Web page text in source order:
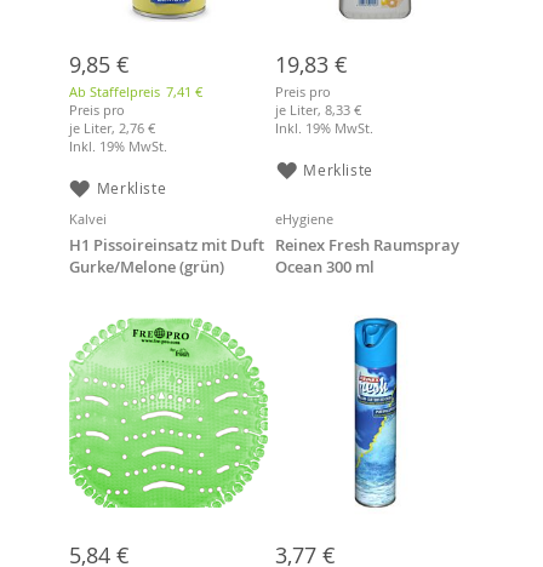
9,85 €
Ab Staffelpreis 7,41 €
Preis pro
je Liter, 2,76 €
Inkl. 19% MwSt.
Merkliste
19,83 €
Preis pro
je Liter,8,33 €
Inkl. 19% MwSt.
Merkliste
Kalvei
H1 Pissoireinsatz mit Duft
Gurke/Melone (grün)
5,84 €
eHygiene
Reinex Fresh Raumspray
Ocean 300 ml
3,77 €